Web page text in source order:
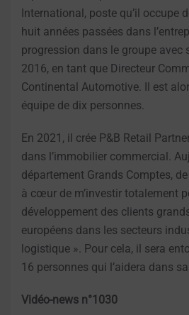
International, poste qu’il occupe
huit années passées dans
progression dans le groupe avec
2016, en tant que Directeur
Continental Automotive. Il est
équipe de dix personnes.
En 2021, il crée P&B Retail
dans l’immobilier commercial.
département Grands Comptes,
à cœur de m’investir totalement
développement des clients
européens dans les secteurs
logistique ». Pour cela, il sera
16 personnes qui l’aidera dans
Vidéo-news n°1030